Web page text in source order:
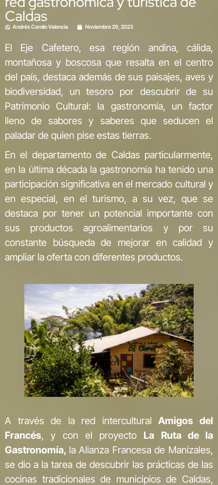
Caldas
Andrés Camilo Valencia Noviembre 29, 2023
El Eje Cafetero, esa región andina, cálida,
montañosa y boscosa que resalta en el centro
del país, destaca además de sus paisajes, aves y
biodiversidad, un tesoro por descubrir de su
Patrimonio Cultural: la gastronomía, un factor
lleno de sabores y saberes que seducen el
paladar de quien pise estas tierras.
En el departamento de Caldas particularmente,
en la última década la gastronomía ha tenido una
participación significativa en el mercado cultural y
en especial, en el turismo, a su vez, que se
destaca por tener un potencial importante con
sus productos agroalimentarios y por su
constante búsqueda de mejorar en calidad y
ampliar la oferta con diferentes productos.
A través de la red interculturalAmigos del
Francés, y con el proyecto La Ruta de la
Gastronomía, la Alianza Francesa de Manizales,
se dio a la tarea de descubrir las prácticas de las
cocinas tradicionales de municipios de Caldas,